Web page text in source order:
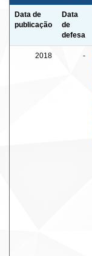
Data de
publicação
Data
de
defesa
2018 -